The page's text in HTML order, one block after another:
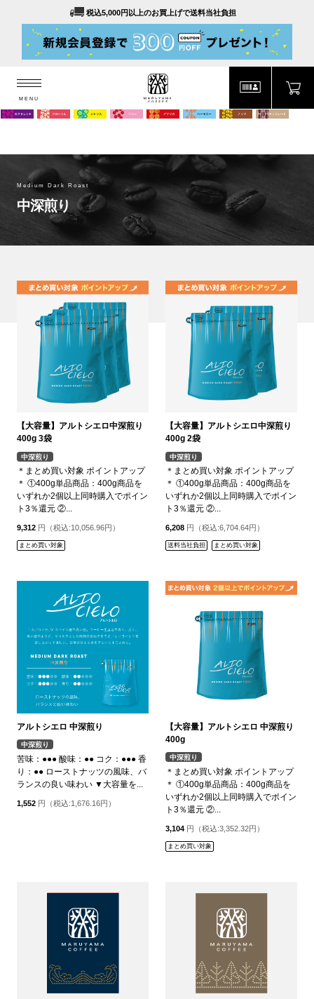
税込5,000円以上のお買上げで送料当社負担
MENU
MENU
Medium Dark Roast
中深煎り
【大容量】アルトシエロ中深煎り
400g 3袋
中深煎り
＊まとめ買い対象 ポイントアップ
＊ ①400g単品商品：400g商品を
いずれか2個以上同時購入でポイン
ト3％還元 ②...
9,312 円（税込:10,056.96円）
まとめ買い対象
【大容量】アルトシエロ中深煎り
400g 2袋
中深煎り
＊まとめ買い対象 ポイントアップ
＊ ①400g単品商品：400g商品を
いずれか2個以上同時購入でポイン
ト3％還元 ②...
6,208 円（税込:6,704.64円）
送料当社負担 まとめ買い対象
アルトシエロ 中深煎り
中深煎り
苦味：●●● 酸味：●● コク：●●● 香
り：●● ローストナッツの風味、バ
ランスの良い味わい ▼大容量を...
1,552 円（税込:1,676.16円）
【大容量】アルトシエロ 中深煎り
400g
中深煎り
＊まとめ買い対象 ポイントアップ
＊ ①400g単品商品：400g商品を
いずれか2個以上同時購入でポイン
ト3％還元 ②...
3,104 円（税込:3,352.32円）
まとめ買い対象